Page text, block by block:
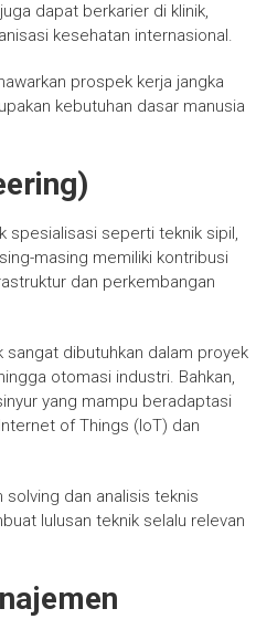
dapat berkarier di klinik,
kesehatan internasional.
prospek kerja jangka
kebutuhan dasar manusia
spesialisasi seperti teknik sipil,
masing memiliki kontribusi
dan perkembangan
sangat dibutuhkan dalam proyek
otomasi industri. Bahkan,
yang mampu beradaptasi
of Things (IoT) dan
dan analisis teknis
lulusan teknik selalu relevan